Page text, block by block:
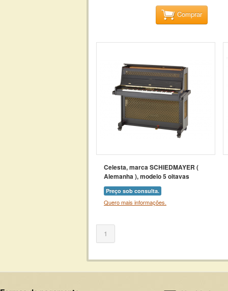
Comprar
Celesta, marca SCHIEDMAYER (
Alemanha ), modelo 5 oitavas
Preço sob consulta.
Quero mais informações.
1